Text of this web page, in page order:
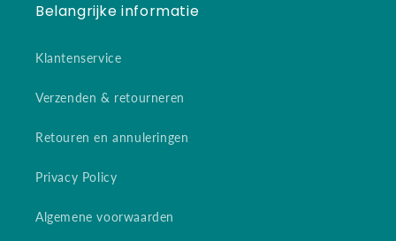
Belangrijke informatie
Klantenservice
Verzenden & retourneren
Retouren en annuleringen
Privacy Policy
Algemene voorwaarden